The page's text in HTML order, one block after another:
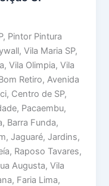
Pintor Pintura
Vila Maria SP,
Vila Olimpia, Vila
Retiro, Avenida
Centro de SP,
Pacaembu,
Barra Funda,
Jaguaré, Jardins,
Raposo Tavares,
Augusta, Vila
Faria Lima,